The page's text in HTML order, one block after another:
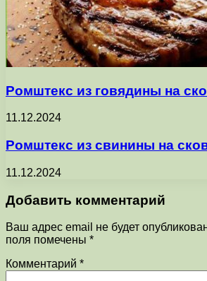
Ромштекс из говядины на
11.12.2024
Ромштекс из свинины на
11.12.2024
Добавить комментарий
Ваш адрес email не будет
поля помечены *
Комментарий *